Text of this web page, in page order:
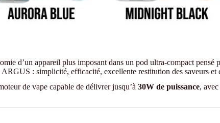
d’un appareil plus imposant dans un pod ultra-compact
: simplicité, efficacité, excellente restitution des saveurs
de vape capable de délivrer jusqu’à 30W de puissance,